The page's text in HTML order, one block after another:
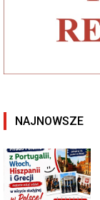
NAJNOWSZE